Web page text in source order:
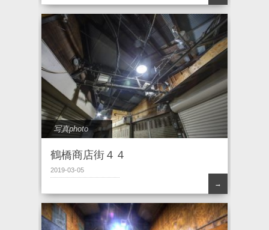
写真photo
鶴橋商店街４４
2019-03-05
→